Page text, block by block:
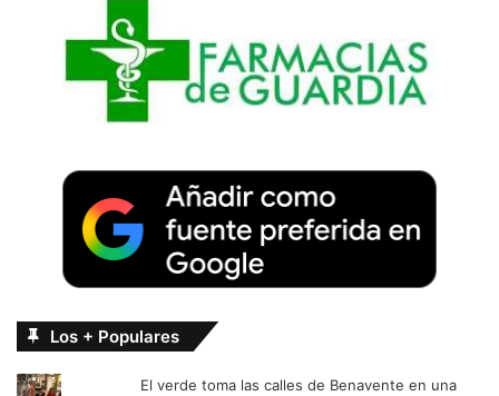
Los + Populares
El verde toma las calles de Benavente en una